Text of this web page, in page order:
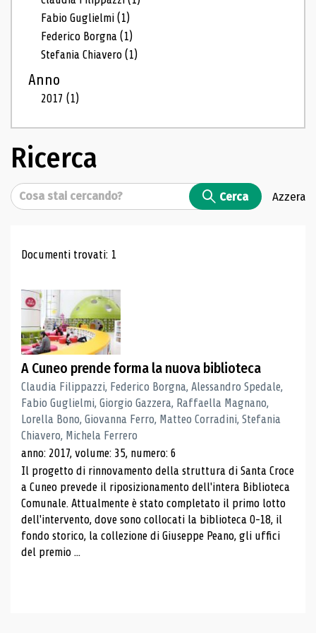
Fabio Guglielmi(1)
Federico Borgna(1)
Stefania Chiavero(1)
Anno
2017(1)
Ricerca
Cerca Cerca Azzera
Risultati di ricerca
Documenti trovati: 1
A Cuneo prende forma la nuova biblioteca
Claudia Filippazzi, Federico Borgna, Alessandro Spedale,
Fabio Guglielmi, Giorgio Gazzera, Raffaella Magnano,
Lorella Bono, Giovanna Ferro, Matteo Corradini, Stefania
Chiavero, Michela Ferrero
anno: 2017, volume: 35, numero: 6
Il progetto di rinnovamento della struttura di Santa Croce
a Cuneo prevede il riposizionamento dell'intera Biblioteca
Comunale. Attualmente è stato completato il primo lotto
dell'intervento, dove sono collocati la biblioteca 0-18, il
fondo storico, la collezione di Giuseppe Peano, gli uffici
del premio ...